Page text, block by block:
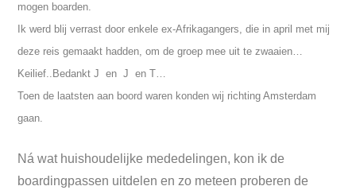
mogen boarden.
Ik werd blij verrast door enkele ex-Afrikagangers, die in april met mij
deze reis gemaakt hadden, om de groep mee uit te zwaaien…
Keilief..Bedankt J en J en T…
Toen de laatsten aan boord waren konden wij richting Amsterdam
gaan.
Ná wat huishoudelijke mededelingen, kon ik de
boardingpassen uitdelen en zo meteen proberen de